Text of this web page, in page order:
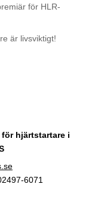
för HLR-
är livsviktigt!
hjärtstartare i
6071